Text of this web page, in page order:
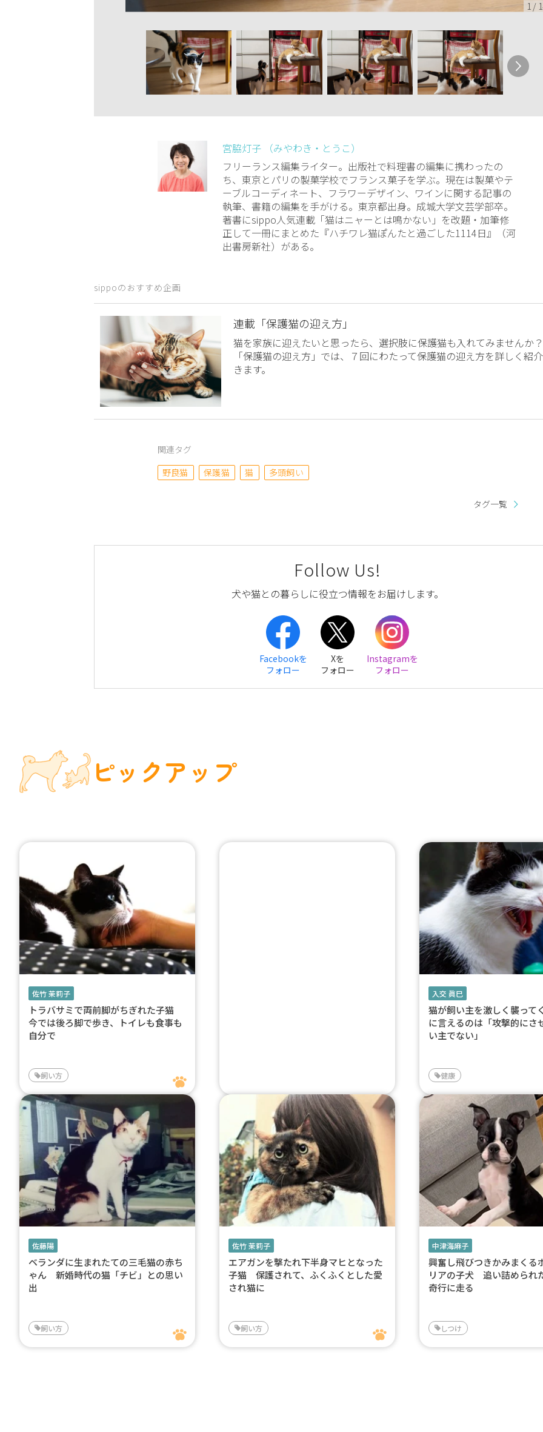
1 /
宮脇灯子 （みやわき・とうこ）
フリーランス編集ライター。出版社で料理書の編集に携わったの
ち、東京とパリの製菓学校でフランス菓子を学ぶ。現在は製菓やテ
ーブルコーディネート、フラワーデザイン、ワインに関する記事の
執筆、書籍の編集を手がける。東京都出身。成城大学文芸学部卒。
著書にsippo人気連載「猫はニャーとは鳴かない」を改題・加筆修
正して一冊にまとめた『ハチワレ猫ぽんたと過ごした1114日』（河
出書房新社）がある。
sippoのおすすめ企画
連載「保護猫の迎え方」
猫を家族に迎えたいと思ったら、選択肢に保護猫も入れてみませんか
「保護猫の迎え方」では、７回にわたって保護猫の迎え方を詳しく紹
きます。
関連タグ
野良猫
保護猫 猫 多頭飼い
タグ一覧
Follow Us!
犬や猫との暮らしに役立つ情報をお届けします。
Facebookを
フォロー
Xを
フォロー
Instagramを
フォロー
ピックアップ
佐竹 茉莉子
トラバサミで両前脚がちぎれた子猫
今では後ろ脚で歩き、トイレも食事も
自分で
飼い方
入交 眞巳
猫が飼い主を激しく襲っ
に言えるのは「攻撃的にさ
い主でない」
健康
佐藤陽
ベランダに生まれたての三毛猫の赤ち
ゃん 新婚時代の猫「チビ」との思い
出
飼い方
佐竹 茉莉子
エアガンを撃たれ下半身マヒとなった
子猫 保護されて、ふくふくとした愛
され猫に
飼い方
中津海麻子
興奮し飛びつきかみまくる
リアの子犬 追い詰められ
奇行に走る
しつけ